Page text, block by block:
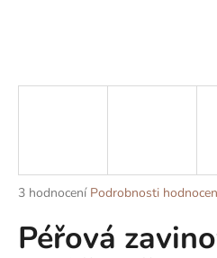
Průměrné
produktu
je
3 hodnocení Podrobnosti
Péřová
t